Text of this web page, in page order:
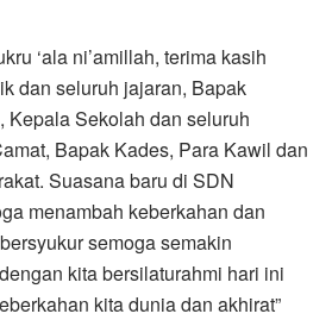
‘ala ni’amillah, terima kasih
dan seluruh jajaran, Bapak
Kepala Sekolah dan seluruh
Bapak Kades, Para Kawil dan
Suasana baru di SDN
menambah keberkahan dan
semoga semakin
kita bersilaturahmi hari ini
kita dunia dan akhirat”